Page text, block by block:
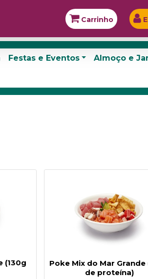
Carrinho
Festas e Eventos Almoço e
(130g
Poke Mix do Mar Grande
de proteína)